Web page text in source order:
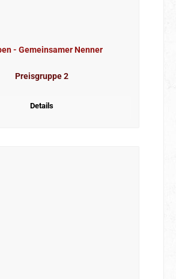
- Gemeinsamer Nenner
Preisgruppe 2
Details